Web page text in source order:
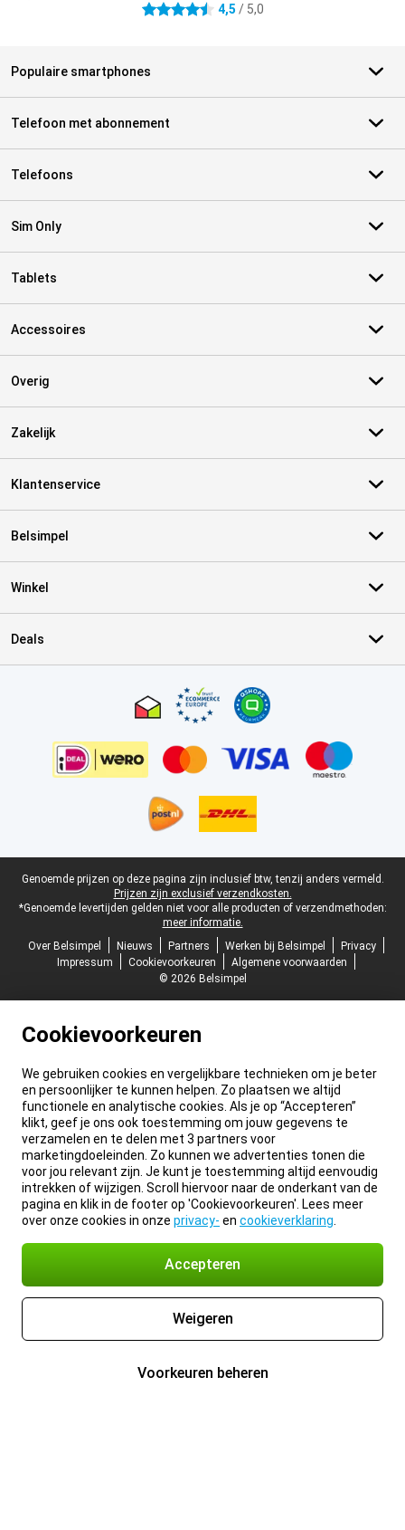
4.5 sterren 4,5 / 5,0
Populaire smartphones
Telefoon met abonnement
Telefoons
Sim Only
Tablets
Accessoires
Overig
Zakelijk
Klantenservice
Belsimpel
Winkel
Deals
Juridische voettekst
Genoemde prijzen op deze pagina zijn inclusief btw, tenzij anders vermeld.
Prijzen zijn exclusief verzendkosten.
*Genoemde levertijden gelden niet voor alle producten of verzendmethoden:
meer informatie.
Over Belsimpel
Nieuws Partners Werken bij Belsimpel
Privacy
Impressum
Cookievoorkeuren
Algemene voorwaarden
© 2026 Belsimpel
Cookievoorkeuren
We gebruiken cookies en vergelijkbare technieken om je beter
en persoonlijker te kunnen helpen. Zo plaatsen we altijd
functionele en analytische cookies. Als je op “Accepteren”
klikt, geef je ons ook toestemming om jouw gegevens te
verzamelen en te delen met 3 partners voor
marketingdoeleinden. Zo kunnen we advertenties tonen die
voor jou relevant zijn. Je kunt je toestemming altijd eenvoudig
intrekken of wijzigen. Scroll hiervoor naar de onderkant van de
pagina en klik in de footer op 'Cookievoorkeuren'. Lees meer
over onze cookies in onze privacy- en cookieverklaring
Accepteren
Weigeren
Voorkeuren beheren